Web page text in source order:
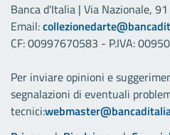
Banca d'Italia | Via Nazionale,
Email:
CF: 00997670583 - P.IVA:
Per inviare opinioni e
segnalazioni di eventuali
tecnici: